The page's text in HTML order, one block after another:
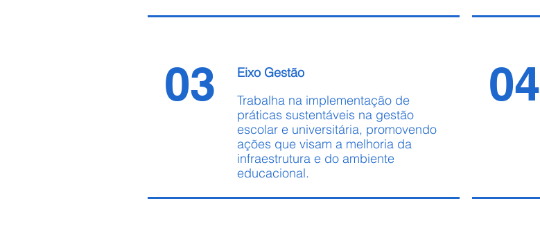
03
Eixo Gestão
Trabalha na implementação de
práticas sustentáveis na gestão
escolar e universitária, promovendo
ações que visam a melhoria da
infraestrutura e do ambiente
educacional.
04